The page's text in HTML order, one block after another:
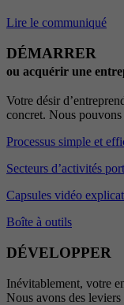
Lire le communiqué
DÉMARRER
ou acquérir une
Votre désir
concret. Nous
Processus simple et
Secteurs d’activités
Capsules vidéo
Boîte à outils
DÉVELOPPER
Inévitablement, votre
Nous avons des